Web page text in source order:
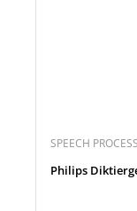
SPEECH
Philips